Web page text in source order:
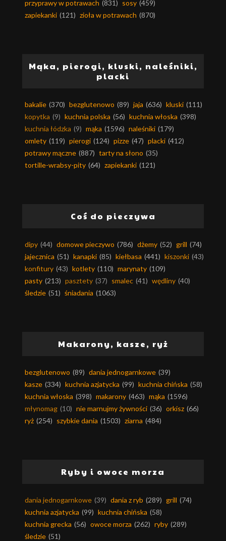
przyprawy w potrawach (831) sosy (459)
zapiekanki (121) zioła w potrawach (870)
Mąka, pierogi, kluski, naleśniki,
placki
bakalie (370) bezglutenowo (89) jaja (636) kluski (111)
kopytka (9) kuchnia polska (56) kuchnia włoska (398)
kuchnia łódzka (9) mąka (1596) naleśniki (179)
omlety (119) pierogi (124) pizze (47) placki (412)
potrawy mączne (887) tarty na słono (35)
tortille-wrabsy-pity (64) zapiekanki (121)
Coś do pieczywa
dipy (44) domowe pieczywo (786) dżemy (52) grill (74)
jajecznica (51) kanapki (85) kiełbasa (441) kiszonki (43)
konfitury (43) kotlety (110) marynaty (109)
pasty (213) pasztety (37) smalec (41) wędliny (40)
śledzie (51) śniadania (1063)
Makarony, kasze, ryż
bezglutenowo (89) dania jednogarnkowe (39)
kasze (334) kuchnia azjatycka (99) kuchnia chińska (58)
kuchnia włoska (398) makarony (463) mąka (1596)
młynomag (10) nie marnujmy żywności (36) orkisz (66)
ryż (254) szybkie dania (1503) ziarna (484)
Ryby i owoce morza
dania jednogarnkowe (39) dania z ryb (289) grill (74)
kuchnia azjatycka (99) kuchnia chińska (58)
kuchnia grecka (56) owoce morza (262) ryby (289)
śledzie (51)